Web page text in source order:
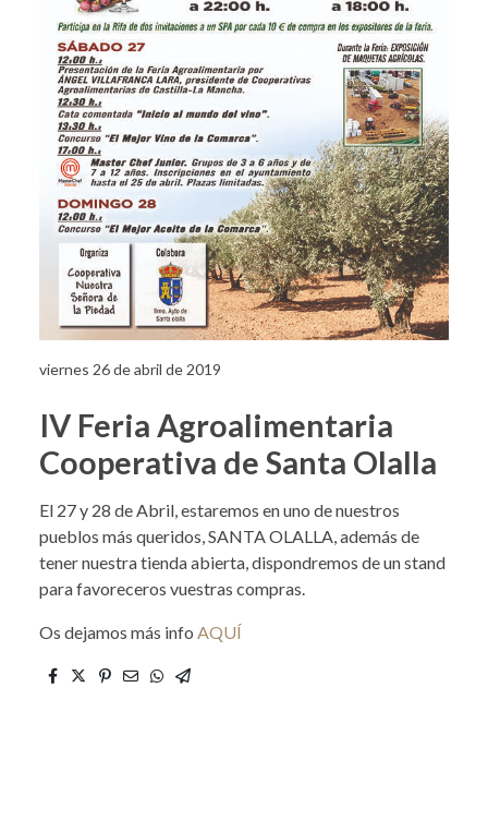
viernes 26 de abril de 2019
IV Feria Agroalimentaria
Cooperativa de Santa Olalla
El 27 y 28 de Abril, estaremos en uno de nuestros
pueblos más queridos, SANTA OLALLA, además de
tener nuestra tienda abierta, dispondremos de un stand
para favoreceros vuestras compras.
Os dejamos más info AQUÍ